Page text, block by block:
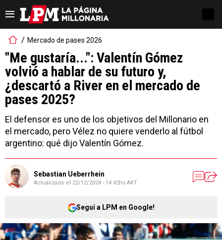
Mercado de pases 2026
"Me gustaría...": Valentín Gómez
volvió a hablar de su futuro y,
¿descartó a River en el mercado de
pases 2025?
El defensor es uno de los objetivos del Millonario en
el mercado, pero Vélez no quiere venderlo al fútbol
argentino: qué dijo Valentín Gómez.
Sebastian Ueberrhein
Actualizado el 22/12/2024 - 14:42hs ART
Seguí a LPM en Google!